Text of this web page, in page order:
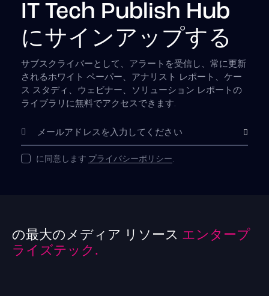
IT Tech Publish Hub
にサインアップする
サブスクライバーとして、アラートを受信し、常に更新
されるホワイト ペーパー、アナリスト レポート、ケー
ス スタディ、ウェビナー、ソリューション レポートの
ライブラリに無料でアクセスできます.
購読
に同意します プライバシーポリシー.
の最大のメディア リソース エンタープ
ライズテック.